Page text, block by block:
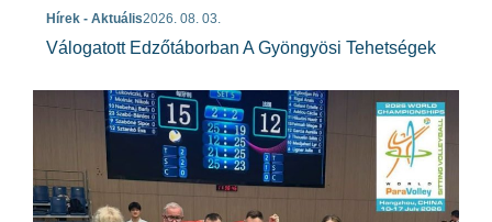
Hírek - Aktuális2026. 08. 03.
Válogatott Edzőtáborban A Gyöngyösi Tehetségek